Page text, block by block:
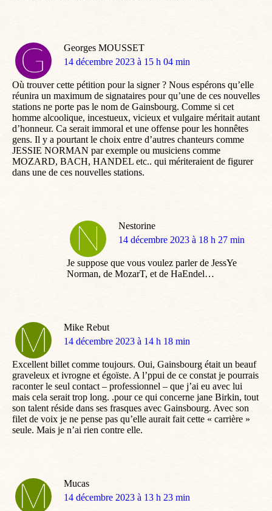
Georges MOUSSET
dit
14 décembre 2023 à 15 h 04 min
Où trouver cette pétition pour la signer ? Nous espérons qu’elle
réunira un maximum de signataires pour qu’une de ces nouvelles
stations ne porte pas le nom de Gainsbourg. Comme si cet
homme alcoolique, incestueux, vicieux et vulgaire méritait autant
d’honneur. Ca serait immoral et une offense pour les honnêtes
gens. Il y a pourtant le choix entre d’autres chanteurs comme
JESSIE NORMAN par exemple ou musiciens comme
MOZARD, BACH, HANDEL etc.. qui mériteraient de figurer
dans une de ces nouvelles stations.
Nestorine
dit
14 décembre 2023 à 18 h 27 min
Je suppose que vous voulez parler de JessYe
Norman, de MozarT, et de HaEndel…
Mike Rebut
dit
14 décembre 2023 à 14 h 18 min
Excellent billet comme toujours. Oui, Gainsbourg était un beauf
graveleux et ivrogne et égoïste. A l’ppui de ce constat je pourrais
raconter le seul contact – professionnel – que j’ai eu avec lui
mais cela serait trop long. .pour ce qui concerne jane Birkin, tout
son talent réside dans ses frasques avec Gainsbourg. Avec son
filet de voix je ne pense pas qu’elle aurait fait cette « carrière »
seule. Mais je n’ai rien contre elle.
Mucas
dit
14 décembre 2023 à 13 h 23 min